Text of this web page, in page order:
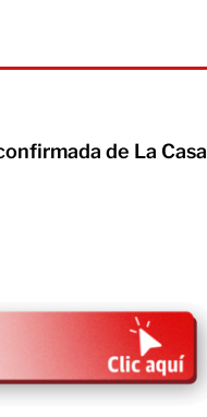
de La Casa